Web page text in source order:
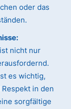
oder das
nicht nur
es wichtig,
in den
sorgfältige